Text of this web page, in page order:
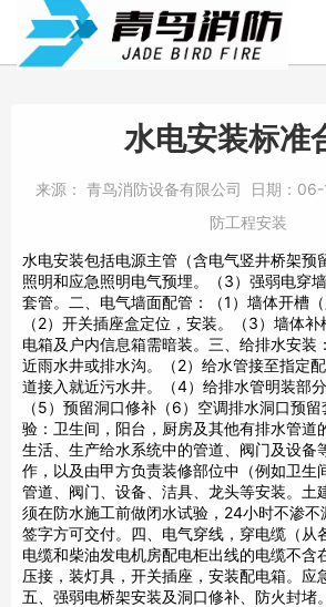
水电安装标准
来源： 青鸟消防设备有限公司 日期： 06-
防工程安装
水电安装包括电源主管（含电气竖井桥架预
照明和应急照明电气预埋。（3）强弱电穿
套管。二、电气墙面配管：（1）墙体开槽
（2）开关插座盒定位，安装。（3）墙体
电箱及户内信息箱需暗装。三、给排水安装
近雨水井或排水沟。（2）给水管接至指定
道接入就近污水井。（4）给排水管明装部分
（5）预留洞口修补（6）空调排水洞口预
验：卫生间，阳台，厨房及其他有排水管道
生活、生产给水系统中的管道、阀门及设备
作，以及由甲方负责装修部位中（例如卫生
管道、阀门、设备、洁具、龙头等安装。土
须在防水施工前做闭水试验，24小时不渗不
签字方可交付。四、电气穿线，穿电缆（从
电缆和柴油发电机房配电柜出线的电缆不含
压接，装灯具，开关插座，安装配电箱。应
五、强弱电桥架安装及洞口修补、防火封堵